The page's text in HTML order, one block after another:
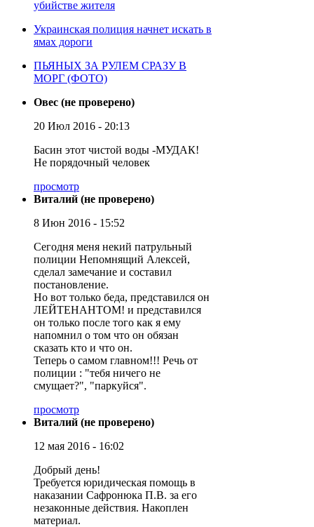
убийстве жителя
Украинская полиция начнет искать в
ямах дороги
ПЬЯНЫХ ЗА РУЛЕМ СРАЗУ В
МОРГ (ФОТО)
Овес (не проверено)
20 Июл 2016 - 20:13
Басин этот чистой воды -МУДАК!
Не порядочный человек
просмотр
Виталий (не проверено)
8 Июн 2016 - 15:52
Сегодня меня некий патрульный
полиции Непомнящий Алексей,
сделал замечание и составил
постановление.
Но вот только беда, представился он
ЛЕЙТЕНАНТОМ! и представился
он только после того как я ему
напомнил о том что он обязан
сказать кто и что он.
Теперь о самом главном!!! Речь от
полиции : "тебя ничего не
смущает?", "паркуйся".
просмотр
Виталий (не проверено)
12 мая 2016 - 16:02
Добрый день!
Требуется юридическая помощь в
наказании Сафронюка П.В. за его
незаконные действия. Накоплен
материал.